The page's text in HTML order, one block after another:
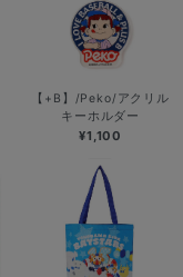
【+B】/Peko/アクリル
キーホルダー
¥1,100